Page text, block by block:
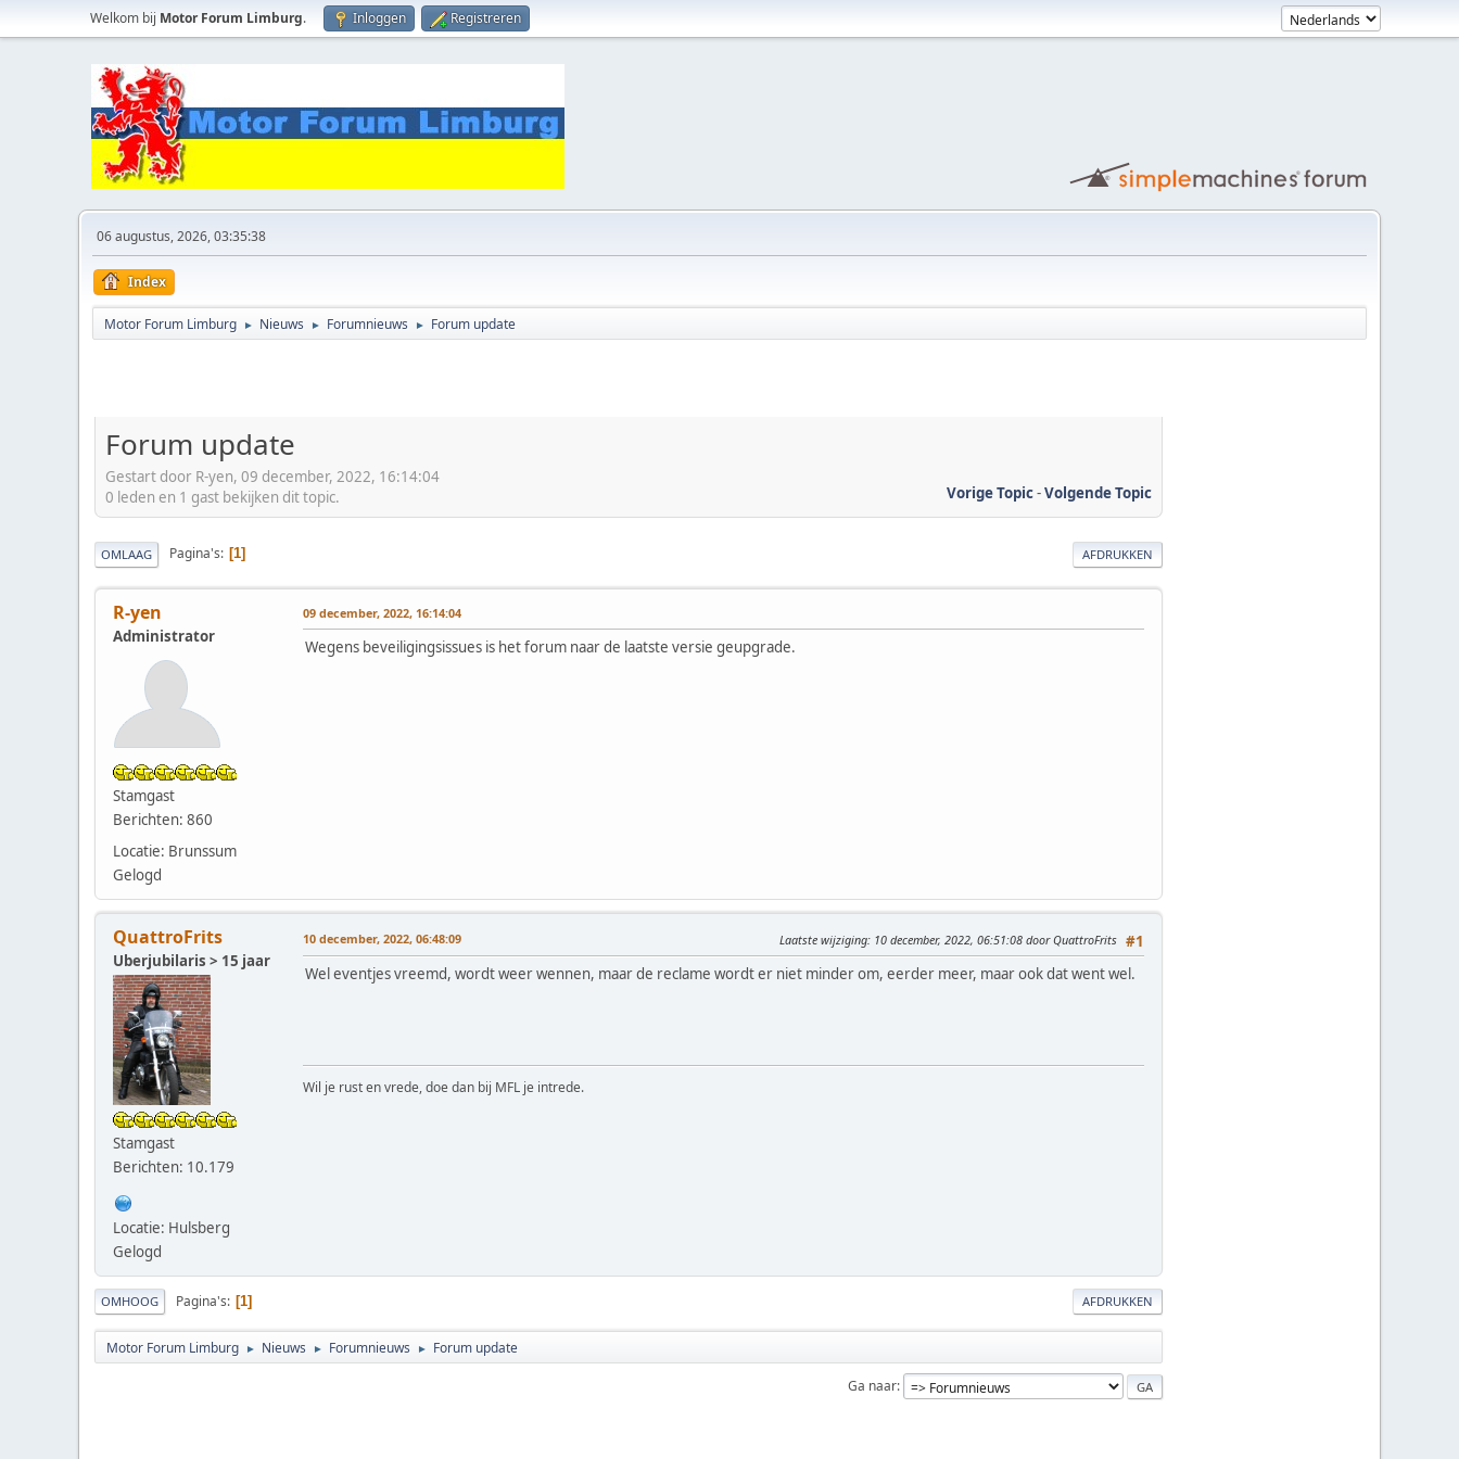
Welkom bij Motor Forum Limburg. Inloggen Registreren
06 augustus, 2026, 03:35:38
Index
Motor Forum Limburg ► Nieuws ► Forumnieuws ► Forum update
Forum update
Gestart door R-yen, 09 december, 2022, 16:14:04
Vorige Topic-Volgende Topic
0 leden en 1 gast bekijken dit topic.
AFDRUKKEN
OMLAAG Pagina's 1
R-yen
Administrator
Stamgast
Berichten: 860
Locatie: Brunssum
Gelogd
09 december, 2022, 16:14:04
Wegens beveiligingsissues is het forum naar de laatste versie geupgrade.
QuattroFrits
Uberjubilaris > 15 jaar
Stamgast
Berichten: 10.179
Locatie: Hulsberg
Gelogd
#1
10 december, 2022, 06:48:09 Laatste wijziging: 10 december, 2022, 06:51:08 door QuattroFrits
Wel eventjes vreemd, wordt weer wennen, maar de reclame wordt er niet minder om, eerder meer, maar ook dat went wel.
Wil je rust en vrede, doe dan bij MFL je intrede.
AFDRUKKEN
OMHOOG Pagina's 1
Motor Forum Limburg ► Nieuws ► Forumnieuws ► Forum update
Ga naar